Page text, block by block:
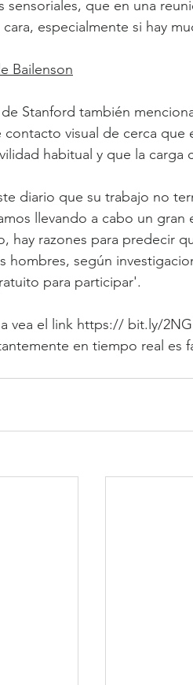
sensoriales, que en una
cara, especialmente si hay
Bailenson
Stanford también
contacto visual de cerca
habitual y que la
diario que su trabajo no
llevando a cabo un
hay razones para predecir
hombres, según
para participar'.
vea el link https:// bit.ly/
en tiempo real es